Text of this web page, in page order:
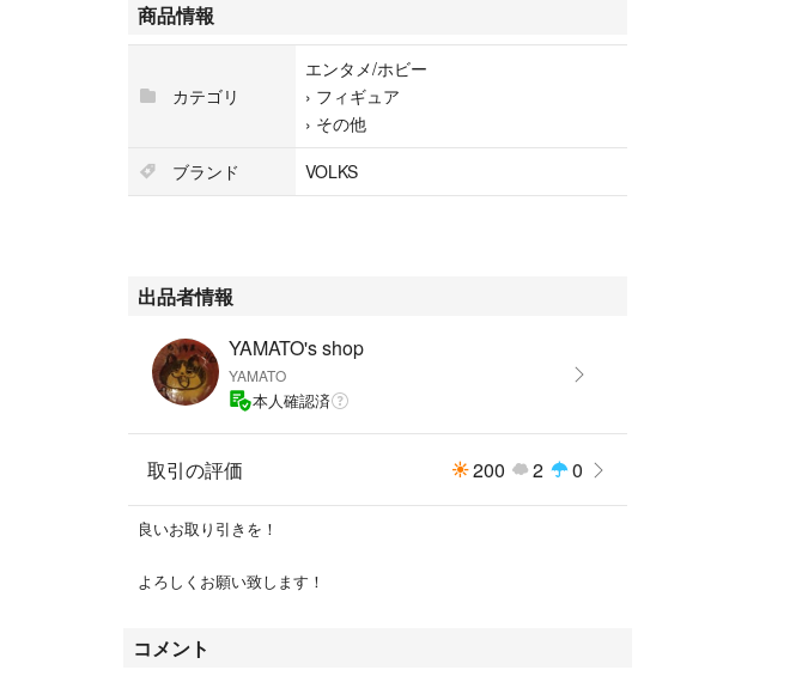
最後までお読み頂きありがとうございます。
商品情報
カテゴリ
エンタメ/ホビー
› フィギュア
› その他
ブランド
VOLKS
出品者情報
YAMATO's shop
YAMATO
本人確認済
取引の評価 200 2 0
良いお取り引きを！
よろしくお願い致します！
コメント